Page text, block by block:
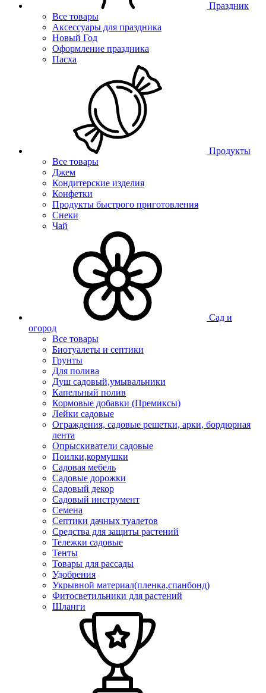
Праздник
Все товары
Аксессуары для праздника
Новый Год
Оформление праздника
Пасха
Продукты
Все товары
Джем
Кондитерские изделия
Конфетки
Продукты быстрого приготовления
Снеки
Чай
Сад и
огород
Все товары
Биотуалеты и септики
Грунты
Для полива
Душ садовый,умывальники
Капельный полив
Кормовые добавки (Премиксы)
Лейки садовые
Ограждения, садовые решетки, арки, бордюрная
лента
Опрыскиватели садовые
Поилки,кормушки
Садовая мебель
Садовые дорожки
Садовый декор
Садовый инструмент
Семена
Септики дачных туалетов
Средства для защиты растений
Тележки садовые
Тенты
Товары для рассады
Удобрения
Укрывной материал(пленка,спанбонд)
Фитосветильники для растений
Шланги